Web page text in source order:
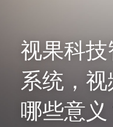
4K融合型
电视墙服
MCU会控
高清一体
4K一体式
8K分体式
视频会议摄
全向麦克风
集团企业
医疗行业
指挥调度
常见问题解答
关于我们
公司简介
人才招聘
☎ 020-
视果科
系统，
哪些意义